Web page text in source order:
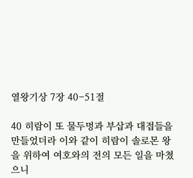
열왕기상 7장 40-51절
40 히람이 또 물두멍과 부삽과 대접들을
만들었더라 이와 같이 히람이 솔로몬 왕
을 위하여 여호와의 전의 모든 일을 마쳤
으니